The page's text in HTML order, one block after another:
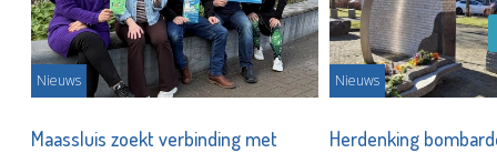
Nieuws
Maassluis zoekt verbinding met
Nieuws
Herdenking